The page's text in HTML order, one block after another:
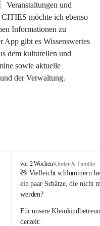
Veranstaltungen und
möchte ich ebenso
Informationen zu
App gibt es Wissenswertes
dem kulturellen und
sowie aktuelle
der Verwaltung.
F
r
a
x
r
n
vor 2 WochenKinder & Familie
🧸 Vielleicht schlummern
ein paar Schätze, die nicht
werden?
Für unsere
derzeit: